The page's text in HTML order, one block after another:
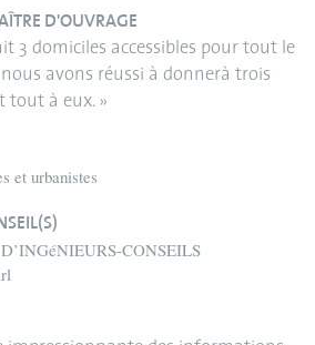
D'OUVRAGE
3 domiciles accessibles pour tout le
avons réussi à donnerà trois
tout à eux. »
et urbanistes
CONSEILS